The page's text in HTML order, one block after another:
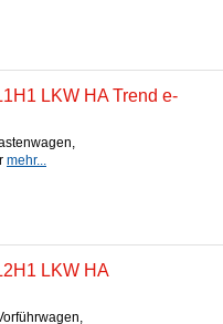
LKW HA Trend e-
mehr...
LKW HA